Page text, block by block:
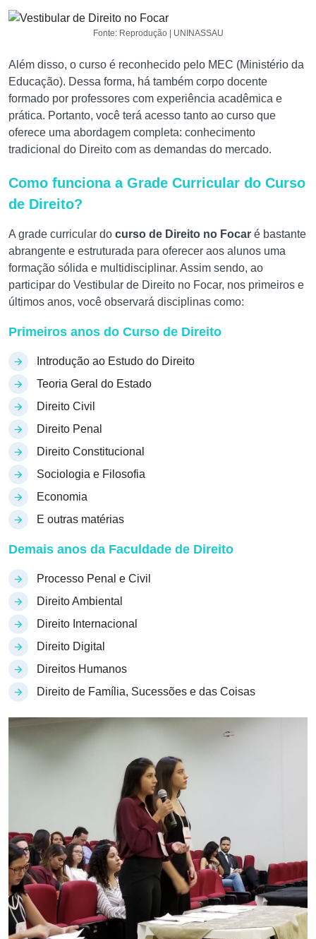
Fonte: Reprodução | UNINASSAU
Além disso, o curso é reconhecido pelo MEC (Ministério da
Educação). Dessa forma, há também corpo docente
formado por professores com experiência acadêmica e
prática. Portanto, você terá acesso tanto ao curso que
oferece uma abordagem completa: conhecimento
tradicional do Direito com as demandas do mercado.
Como funciona a Grade Curricular do Curso
de Direito?
A grade curricular do curso de Direito no Focar é bastante
abrangente e estruturada para oferecer aos alunos uma
formação sólida e multidisciplinar. Assim sendo, ao
participar do Vestibular de Direito no Focar, nos primeiros e
últimos anos, você observará disciplinas como:
Primeiros anos do Curso de Direito
Introdução ao Estudo do Direito
Teoria Geral do Estado
Direito Civil
Direito Penal
Direito Constitucional
Sociologia e Filosofia
Economia
E outras matérias
Demais anos da Faculdade de Direito
Processo Penal e Civil
Direito Ambiental
Direito Internacional
Direito Digital
Direitos Humanos
Direito de Família, Sucessões e das Coisas